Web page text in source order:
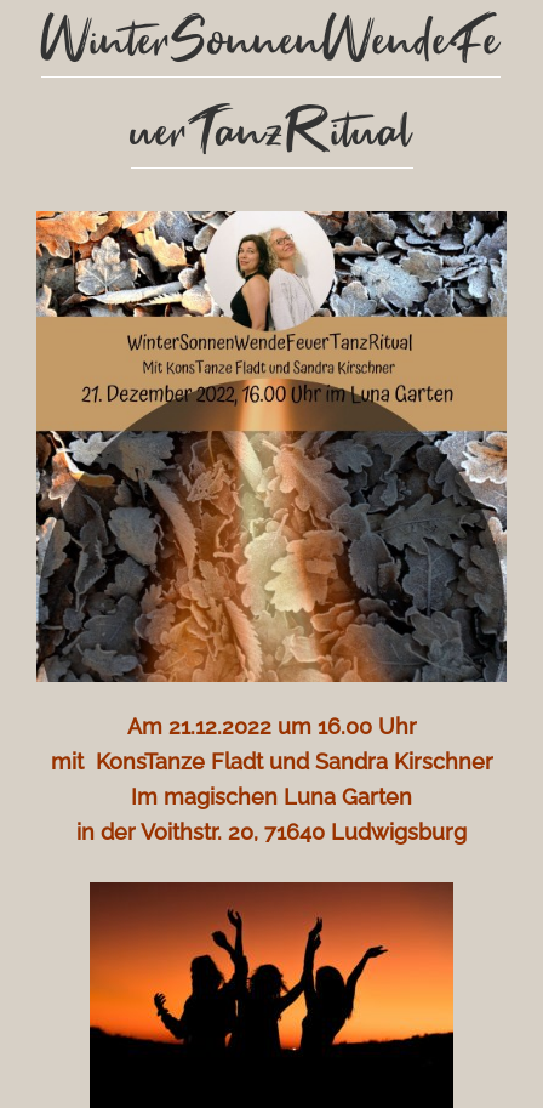
WinterSonnenWendeFe
uerTanzRitual
Am 21.12.2022 um 16.00 Uhr
mit KonsTanze Fladt und Sandra Kirschner
Im magischen Luna Garten
in der Voithstr. 20, 71640 Ludwigsburg